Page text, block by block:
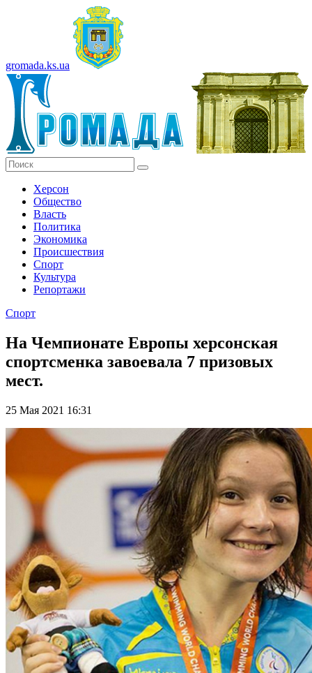
gromada.ks.ua
Херсон
Общество
Власть
Политика
Экономика
Происшествия
Спорт
Культура
Репортажи
Спорт
На Чемпионате Европы херсонская
спортсменка завоевала 7 призовых
мест.
25 Мая 2021 16:31